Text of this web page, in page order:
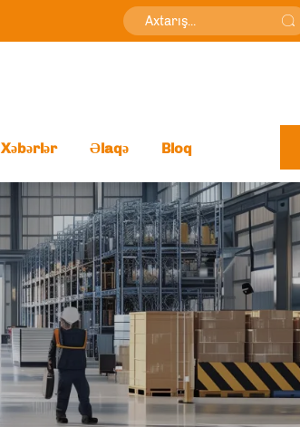
Xəbərlər Əlaqə Bloq